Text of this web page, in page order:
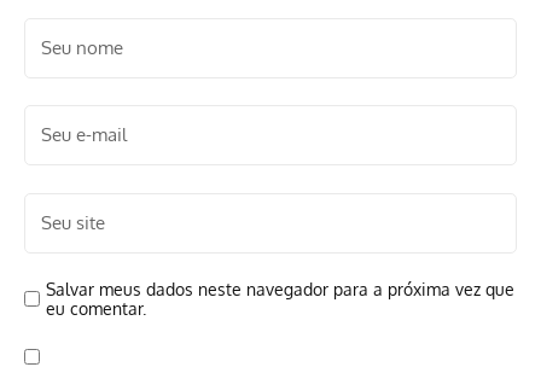
Salvar meus dados neste navegador para a próxima vez que
eu comentar.